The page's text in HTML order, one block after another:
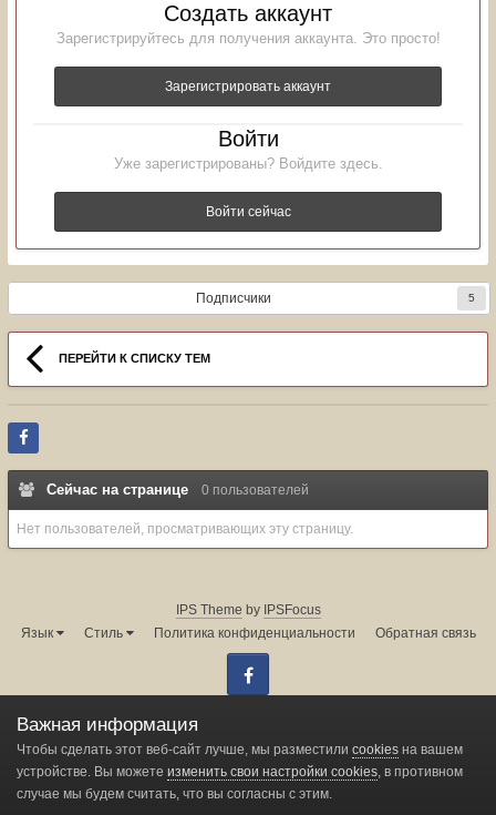
Создать аккаунт
Зарегистрируйтесь для получения аккаунта. Это просто!
Зарегистрировать аккаунт
Войти
Уже зарегистрированы? Войдите здесь.
Войти сейчас
Подписчики 5
ПЕРЕЙТИ К СПИСКУ ТЕМ
Сейчас на странице 0 пользователей
Нет пользователей, просматривающих эту страницу.
IPS Theme by IPSFocus
Язык
Стиль Политика конфиденциальности Обратная связь
Администрация форума:
Powered by Invision Community
Change privacy settings
Важная информация
Чтобы сделать этот веб-сайт лучше, мы разместили cookies на вашем
устройстве. Вы можете изменить свои настройки cookies, в противном
случае мы будем считать, что вы согласны с этим.